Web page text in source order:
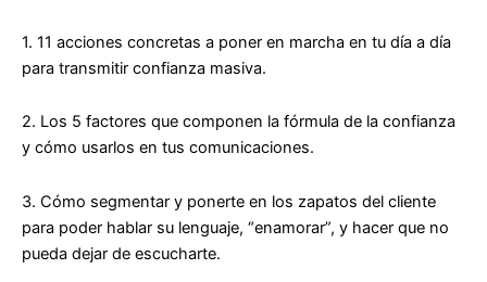
1. 11 acciones concretas a poner en marcha en tu día a día
para transmitir confianza masiva.
2. Los 5 factores que componen la fórmula de la confianza
y cómo usarlos en tus comunicaciones.
3. Cómo segmentar y ponerte en los zapatos del cliente
para poder hablar su lenguaje, “enamorar”, y hacer que no
pueda dejar de escucharte.